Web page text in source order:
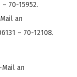
70-15952.
an
– 70-12108.
an